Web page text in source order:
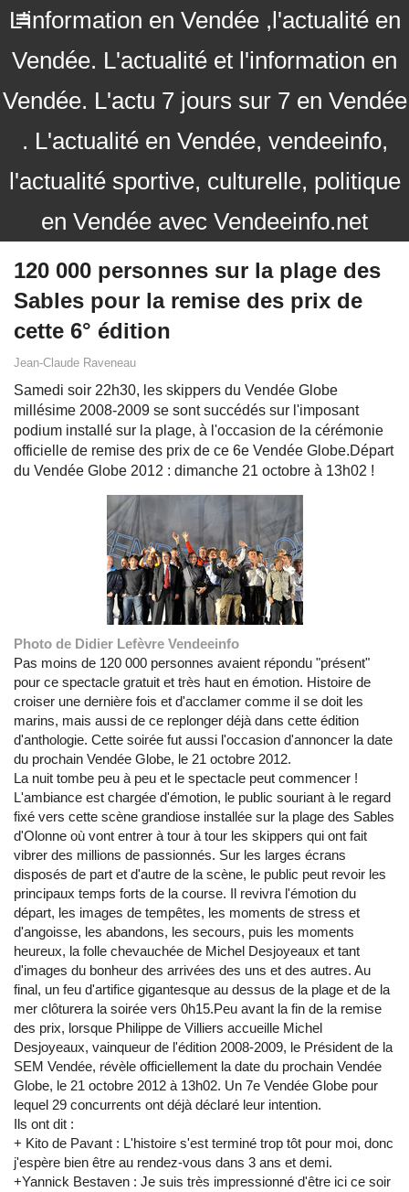
L'information en Vendée ,l'actualité en
Vendée. L'actualité et l'information en
Vendée. L'actu 7 jours sur 7 en Vendée
. L'actualité en Vendée, vendeeinfo,
l'actualité sportive, culturelle, politique
en Vendée avec Vendeeinfo.net
120 000 personnes sur la plage des
Sables pour la remise des prix de
cette 6° édition
Jean-Claude Raveneau
Samedi soir 22h30, les skippers du Vendée Globe
millésime 2008-2009 se sont succédés sur l'imposant
podium installé sur la plage, à l'occasion de la cérémonie
officielle de remise des prix de ce 6e Vendée Globe.Départ
du Vendée Globe 2012 : dimanche 21 octobre à 13h02 !
Photo de Didier Lefèvre Vendeeinfo
Pas moins de 120 000 personnes avaient répondu "présent"
pour ce spectacle gratuit et très haut en émotion. Histoire de
croiser une dernière fois et d'acclamer comme il se doit les
marins, mais aussi de ce replonger déjà dans cette édition
d'anthologie. Cette soirée fut aussi l'occasion d'annoncer la date
du prochain Vendée Globe, le 21 octobre 2012.
La nuit tombe peu à peu et le spectacle peut commencer !
L'ambiance est chargée d'émotion, le public souriant à le regard
fixé vers cette scène grandiose installée sur la plage des Sables
d'Olonne où vont entrer à tour à tour les skippers qui ont fait
vibrer des millions de passionnés. Sur les larges écrans
disposés de part et d'autre de la scène, le public peut revoir les
principaux temps forts de la course. Il revivra l'émotion du
départ, les images de tempêtes, les moments de stress et
d'angoisse, les abandons, les secours, puis les moments
heureux, la folle chevauchée de Michel Desjoyeaux et tant
d'images du bonheur des arrivées des uns et des autres. Au
final, un feu d'artifice gigantesque au dessus de la plage et de la
mer clôturera la soirée vers 0h15.Peu avant la fin de la remise
des prix, lorsque Philippe de Villiers accueille Michel
Desjoyeaux, vainqueur de l'édition 2008-2009, le Président de la
SEM Vendée, révèle officiellement la date du prochain Vendée
Globe, le 21 octobre 2012 à 13h02. Un 7e Vendée Globe pour
lequel 29 concurrents ont déjà déclaré leur intention.
Ils ont dit :
+ Kito de Pavant : L'histoire s'est terminé trop tôt pour moi, donc
j'espère bien être au rendez-vous dans 3 ans et demi.
+Yannick Bestaven : Je suis très impressionné d'être ici ce soir